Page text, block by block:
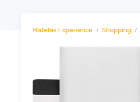
Matelas Experience Shopping